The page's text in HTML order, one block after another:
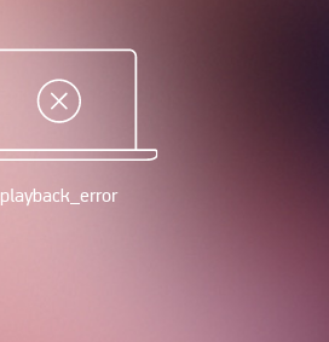
playback_error